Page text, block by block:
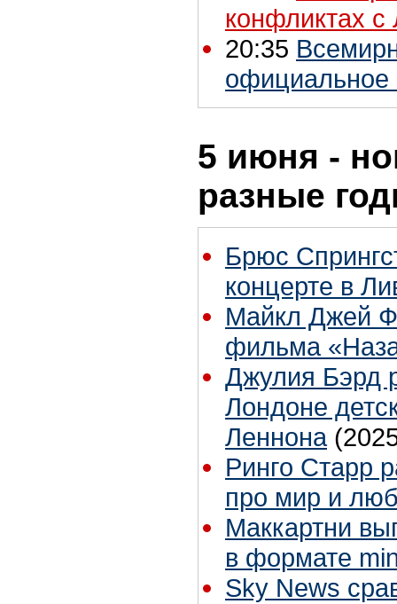
конфликтах
20:35
официальное
5 июня -
разные
Брюс
концерте в
Майкл Джей
фильма
Джулия Бэрд
Лондоне
Леннона
Ринго Старр
про мир и
Маккартни
в формате
Sky News